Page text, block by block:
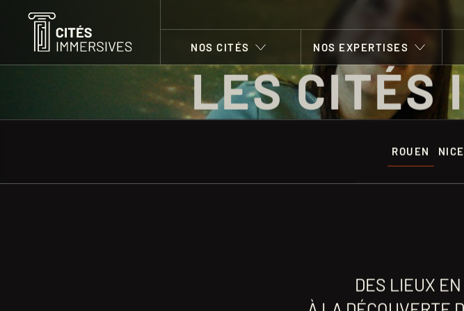
NOS CITÉS NOS EXPERTISES
NOS
NOS
NOS
LES CITÉS
ROUEN NICE
DES LIEUX